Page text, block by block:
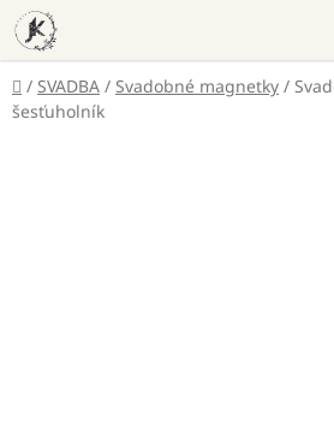
Prejsť
na
obsah
Domov
/ SVADBA / Svadobné magnetky /
šesťuholník